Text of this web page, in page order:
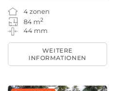
4 zonen
84 m2
44 mm
WEITERE
INFORMATIONEN